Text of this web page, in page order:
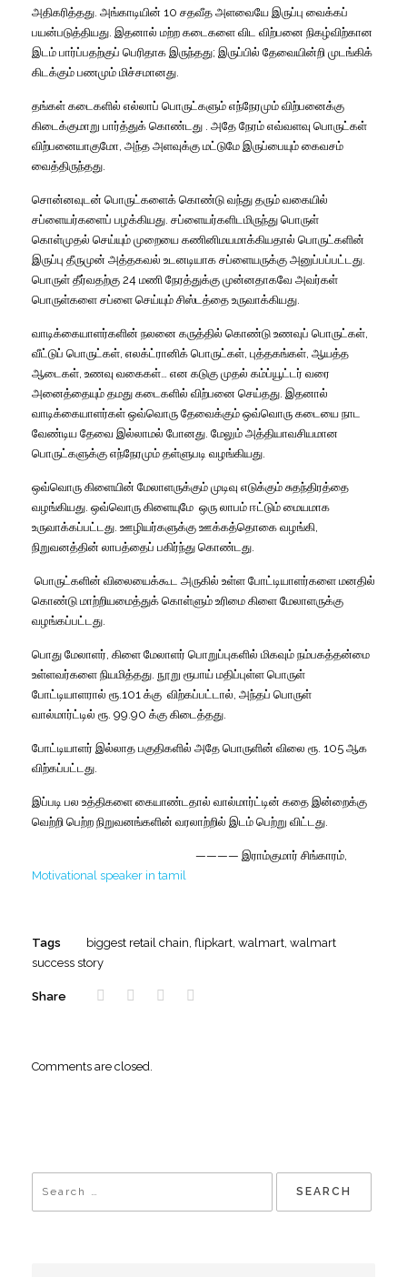
அதிகரித்தது அங்காடியின் 10 சதவீத அளவையே இருப்பு வைக்கப்
பயன்படுத்தியது இதனால் மற்ற கடைகளை விட விற்பனை நிகழ்விற்கான
இடம் பார்ப்பதற்குப் பெரிதாக இருந்தது; இருப்பில் தேவையின்றி முடங்கிக்
கிடக்கும் பணமும் மிச்சமானது
தங்கள் கடைகளில் எல்லாப் பொருட்களும் எந்நேரமும் விற்பனைக்கு
கிடைக்குமாறு பார்த்துக் கொண்டது அதே நேரம் எவ்வளவு பொருட்கள்
விற்பனையாகுமோ அந்த அளவுக்கு மட்டுமே இருப்பையும் கைவசம்
வைத்திருந்தது
சொன்னவுடன் பொருட்களைக் கொண்டு வந்து தரும் வகையில்
சப்ளையர்களைப் பழக்கியது சப்ளையர்களிடமிருந்து பொருள்
கொள்முதல் செய்யும் முறையை கணினிமயமாக்கியதால் பொருட்களின்
இருப்பு தீருமுன் அத்தகவல் உடனடியாக சப்ளையருக்கு அனுப்பப்பட்டது
பொருள் தீர்வதற்கு 24 மணி நேரத்துக்கு முன்னதாகவே அவர்கள்
பொருள்களை சப்ளை செய்யும் சிஸ்டத்தை உருவாக்கியது
வாடிக்கையாளர்களின் நலனை கருத்தில் கொண்டு உணவுப் பொருட்கள்
வீட்டுப் பொருட்கள் எலக்ட்ரானிக் பொருட்கள் புத்தகங்கள் ஆயத்த
ஆடைகள் உணவு வகைகள் என கடுகு முதல் கம்ப்யூட்டர் வரை
அனைத்தையும் தமது கடைகளில் விற்பனை செய்தது இதனால்
வாடிக்கையாளர்கள் ஒவ்வொரு தேவைக்கும் ஒவ்வொரு கடையை நாட
வேண்டிய தேவை இல்லாமல் போனது மேலும் அத்தியாவசியமான
பொருட்களுக்கு எந்நேரமும் தள்ளுபடி வழங்கியது
ஒவ்வொரு கிளையின் மேலாளருக்கும் முடிவு எடுக்கும் சுதந்திரத்தை
வழங்கியது ஒவ்வொரு கிளையுமே ஒரு லாபம் ஈட்டும் மையமாக
உருவாக்கப்பட்டது ஊழியர்களுக்கு ஊக்கத்தொகை வழங்கி
நிறுவனத்தின் லாபத்தைப் பகிர்ந்து கொண்டது
பொருட்களின் விலையைக்கூட அருகில் உள்ள போட்டியாளர்களை மனதில்
கொண்டு மாற்றியமைத்துக் கொள்ளும் உரிமை கிளை மேலாளருக்கு
வழங்கப்பட்டது
பொது மேலாளர் கிளை மேலாளர் பொறுப்புகளில் மிகவும் நம்பகத்தன்மை
உள்ளவர்களை நியமித்தது நூறு ரூபாய் மதிப்புள்ள பொருள்
போட்டியாளரால் ரூ 101 க்கு விற்கப்பட்டால் அந்தப் பொருள்
வால்மார்ட்டில் ரூ . 99.90 க்கு கிடைத்தது
போட்டியாளர் இல்லாத பகுதிகளில் அதே பொருளின் விலை ரூ 105 ஆக
விற்கப்பட்டது
இப்படி பல உத்திகளை கையாண்டதால் வால்மார்ட்டின் கதை இன்றைக்கு
வெற்றி பெற்ற நிறுவனங்களின் வரலாற்றில் இடம் பெற்று விட்டது
———— இராம்குமார் சிங்காரம்,
Motivational speaker in tamil
Tags biggest retail chain flipkart walmart walmart
success story
Share
Comments are closed.